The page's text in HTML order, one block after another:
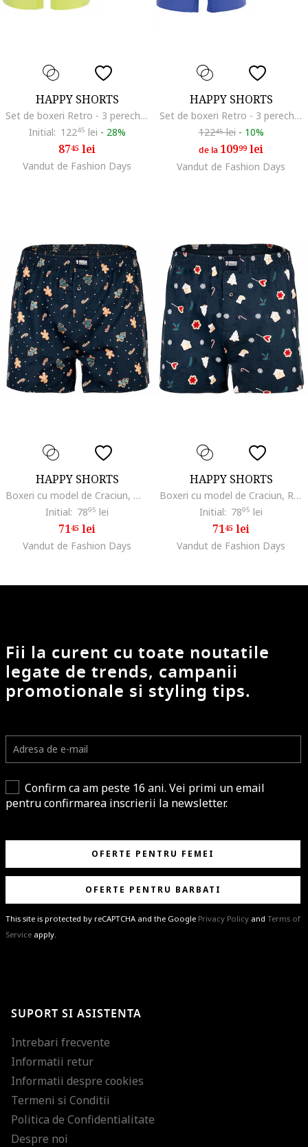
HAPPY SHORTS
Set de boxeri Retro - 3 perechi, Verde/Albastru
Initial: 12245 lei - 28%
8745 lei
Vandut de Fashion Days
HAPPY SHORTS
Set de boxeri Retro - 3 perechi, Negru/Violet/Gri inchis
12245lei - 10%
de la 10999lei
Vandut de Fashion Days
HAPPY SHORTS
Boxeri cu model de Craciun, Maro deschis/Bleumarin
Initial: 7895 lei
7145 lei
Vandut de Fashion Days
HAPPY SHORTS
Boxeri cu model de Craciun, Rosu/Alb/Bleumarin
Initial: 7895 lei
7145 lei
Vandut de Fashion Days
Fii la curent cu toate noutatile
legate de trends, campanii
promotionale si styling tips.
Confirm ca am peste 16 ani. Vei primi un email
pentru confirmarea inscrierii la newsletter.
OFERTE PENTRU FEMEI
OFERTE PENTRU BARBATI
This site is protected by reCAPTCHA and the Google Privacy Policy and Terms of
Service apply.
ultimele tendinte in moda!
SUPORT SI ASISTENTA
Intrebari frecvente
Informatii retur
Informatii despre cookies
Termeni si Conditii
Politica de Confidentialitate
Despre noi